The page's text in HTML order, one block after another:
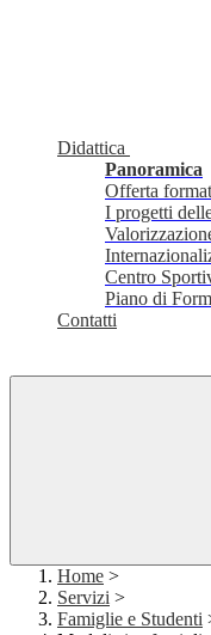
Didattica
Panoramica
Offerta
I progetti
Centro
Piano di
Contatti
Home >
Servizi >
Famiglie e Studenti